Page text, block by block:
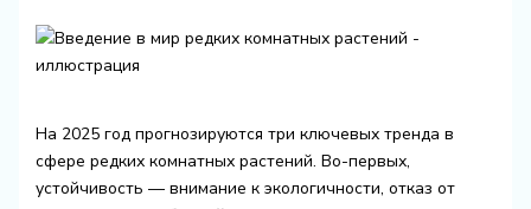
На 2025 год прогнозируются три ключевых тренда в
сфере редких комнатных растений. Во-первых,
устойчивость — внимание к экологичности, отказ от